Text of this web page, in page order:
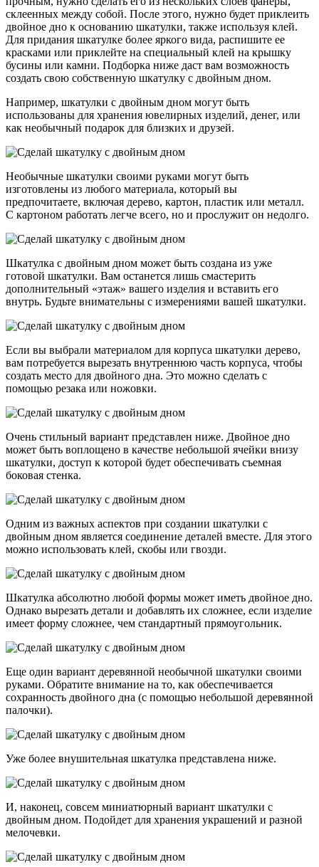
склеенных между собой. После этого, нужно будет приклеить
двойное дно к основанию шкатулки, также используя клей.
Для придания шкатулке более яркого вида, распишите ее
красками или приклейте на специальный клей на крышку
бусины или камни. Подборка ниже даст вам возможность
создать свою собственную шкатулку с двойным дном.
Например, шкатулки с двойным дном могут быть
использованы для хранения ювелирных изделий, денег, или
как необычный подарок для близких и друзей.
Необычные шкатулки своими руками могут быть
изготовлены из любого материала, который вы
предпочитаете, включая дерево, картон, пластик или металл.
С картоном работать легче всего, но и прослужит он недолго.
Шкатулка с двойным дном может быть создана из уже
готовой шкатулки. Вам останется лишь смастерить
дополнительный «этаж» вашего изделия и вставить его
внутрь. Будьте внимательны с измерениями вашей шкатулки.
Если вы выбрали материалом для корпуса шкатулки дерево,
вам потребуется вырезать внутреннюю часть корпуса, чтобы
создать место для двойного дна. Это можно сделать с
помощью резака или ножовки.
Очень стильный вариант представлен ниже. Двойное дно
может быть воплощено в качестве небольшой ячейки внизу
шкатулки, доступ к которой будет обеспечивать съемная
боковая стенка.
Одним из важных аспектов при создании шкатулки с
двойным дном является соединение деталей вместе. Для этого
можно использовать клей, скобы или гвозди.
Шкатулка абсолютно любой формы может иметь двойное дно.
Однако вырезать детали и добавлять их сложнее, если изделие
имеет форму сложнее, чем стандартный прямоугольник.
Еще один вариант деревянной необычной шкатулки своими
руками. Обратите внимание на то, как обеспечивается
сохранность двойного дна (с помощью небольшой деревянной
палочки).
Уже более внушительная шкатулка представлена ниже.
И, наконец, совсем миниатюрный вариант шкатулки с
двойным дном. Подойдет для хранения украшений и разной
мелочевки.